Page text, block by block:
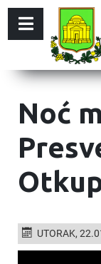
Noć
UTORAK,